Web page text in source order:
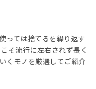
っては捨てるを繰り返す
そ流行に左右されず長く
くモノを厳選してご紹介